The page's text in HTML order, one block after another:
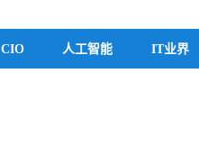
CIO 人工智能 IT业界